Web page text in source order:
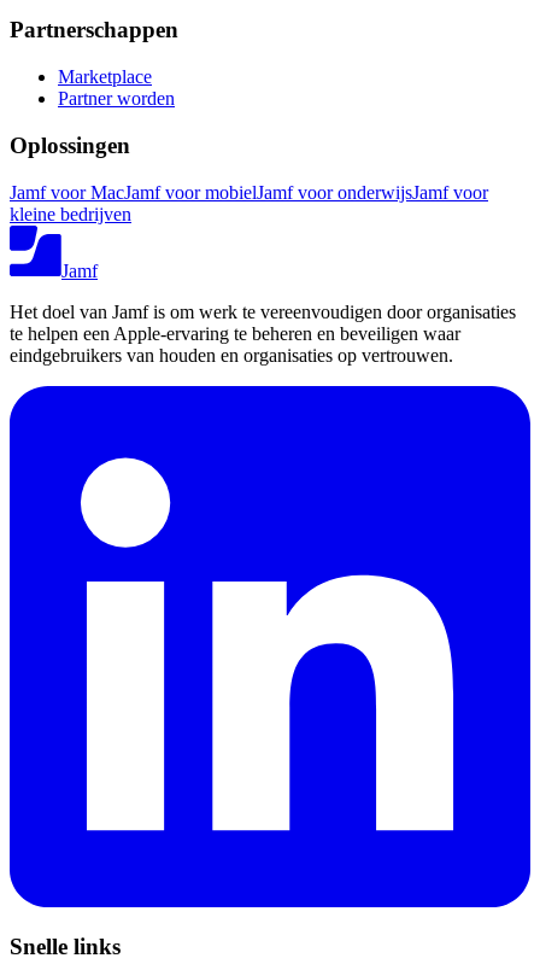
Partnerschappen
Marketplace
Partner worden
Oplossingen
Jamf voor MacJamf voor mobielJamf voor onderwijsJamf voor
kleine bedrijven
Jamf
Het doel van Jamf is om werk te vereenvoudigen door organisaties
te helpen een Apple-ervaring te beheren en beveiligen waar
eindgebruikers van houden en organisaties op vertrouwen.
Snelle links